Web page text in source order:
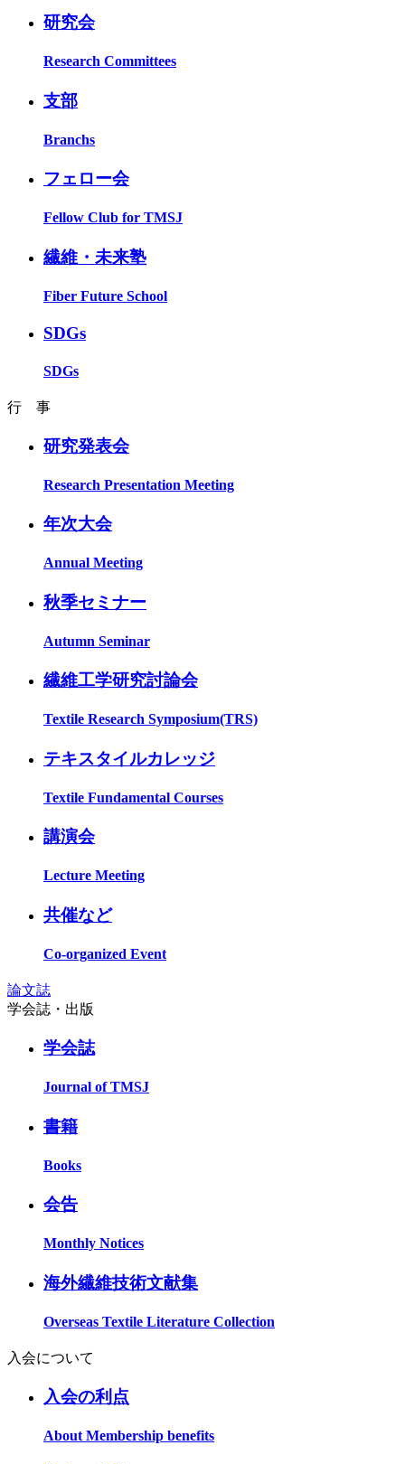
研究会
Research Committees
支部
Branchs
フェロー会
Fellow Club for TMSJ
繊維・未来塾
Fiber Future School
SDGs
SDGs
行 事
研究発表会
Research Presentation Meeting
年次大会
Annual Meeting
秋季セミナー
Autumn Seminar
繊維工学研究討論会
Textile Research Symposium(TRS)
テキスタイルカレッジ
Textile Fundamental Courses
講演会
Lecture Meeting
共催など
Co-organized Event
論文誌
学会誌・出版
学会誌
Journal of TMSJ
書籍
Books
会告
Monthly Notices
海外繊維技術文献集
Overseas Textile Literature Collection
入会について
入会の利点
About Membership benefits